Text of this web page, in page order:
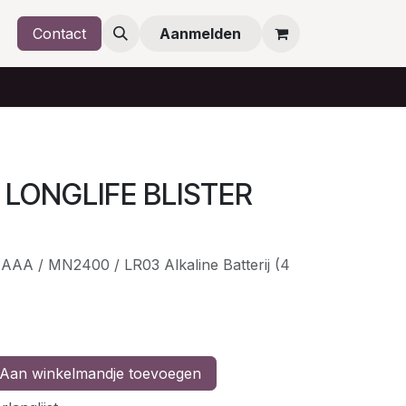
Contact Aanmelden
BLISTER
/ MN2400 / LR03 Alkaline Batterij (4
Aan winkelmandje toevoegen